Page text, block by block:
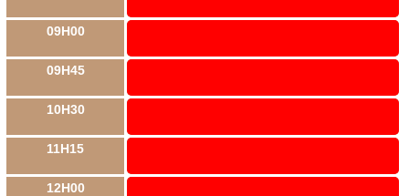
09H00
09H45
10H30
11H15
12H00